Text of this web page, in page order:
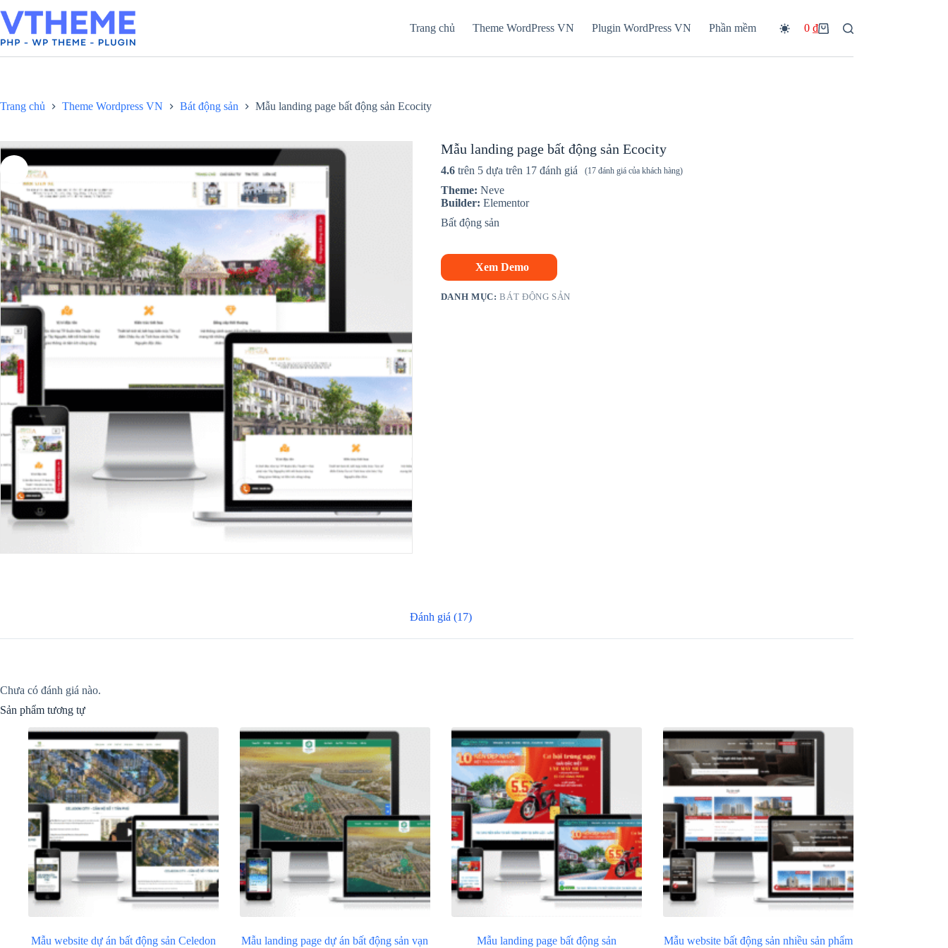
đến
phần
nội
dung
Trang chủ Theme WordPress VN Plugin WordPress VN Phần mềm
Giỏ
0 ₫
Trang chủ Theme Wordpress VN Bát động sản Mẫu landing page bất động sản Ecocity
Mẫu landing page bất động sản Ecocity
4.6trên 5 dựa trên 17đánh giá (17đánh giá của khách hàng)
Theme: Neve
Builder: Elementor
Bất động sản
Xem Demo
DANH MỤC:BÁT ĐỘNG SẢN
Đánh giá (17)
Chưa có đánh giá nào.
Sản phẩm tương tự
Mẫu website dự án bất động sản Celedon
Mẫu landing page dự án bất động sản vạn
Mẫu landing page bất động sản
Mẫu website bất động sản nhiều sản phẩm